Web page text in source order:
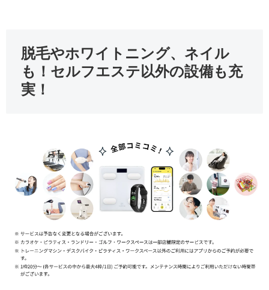
脱毛やホワイトニング、ネイル
も！セルフエステ以外の設備も充
実！